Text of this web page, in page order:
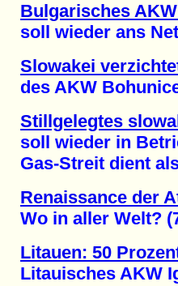
Bulgarisches
soll wieder ans
Slowakei
des AKW Bohunice
Stillgelegtes
soll wieder in
Gas-Streit dient als
Renaissance der
Wo in aller Welt?
Litauen: 50
Litauisches AKW